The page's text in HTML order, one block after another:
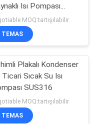
35
Isı Pompası
Su Isıtıcı 14.5KW
MOQ:tartışılabilir
TEMAS
Plakalı Kondenser
Ticari Sıcak Su Isı
SUS316
MOQ:tartışılabilir
TEMAS